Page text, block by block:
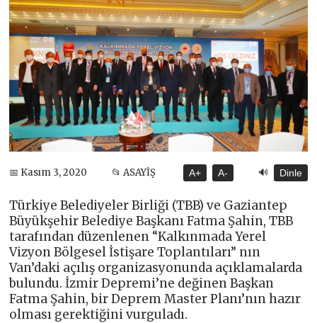
📅 Kasım 3, 2020 📂 ASAYİŞ A+ A- 🔊 Dinle
Türkiye Belediyeler Birliği (TBB) ve Gaziantep
Büyükşehir Belediye Başkanı Fatma Şahin, TBB
tarafından düzenlenen “Kalkınmada Yerel
Vizyon Bölgesel İstişare Toplantıları” nın
Van’daki açılış organizasyonunda açıklamalarda
bulundu. İzmir Depremi’ne değinen Başkan
Fatma Şahin, bir Deprem Master Planı’nın hazır
olması gerektiğini vurguladı.